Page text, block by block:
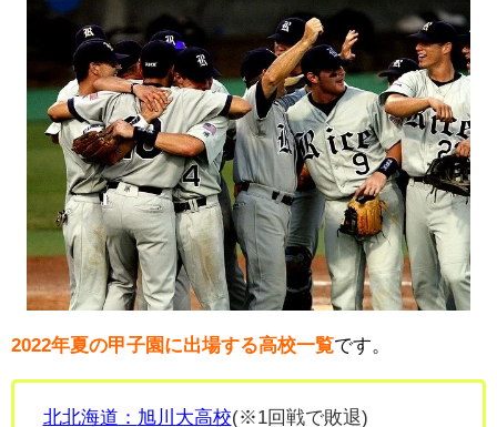
2022年夏の甲子園に出場する高校一覧です。
北北海道： 旭川大高校(※1回戦で敗退)